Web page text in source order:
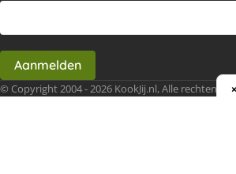
Aanmelden
© Copyright 2004 - 2026 KookJij.nl, Alle rechten ×